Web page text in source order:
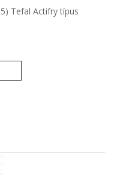
Tefal Actifry típus